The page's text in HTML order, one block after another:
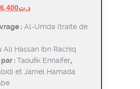
د.ت58,000.
د.تLe
actuel
د.ت46,400.
: Al-Umda (traité de
Ali Hassan Ibn Rachiq
:Taoufik Ennaïfer,
et Jamel Hamada